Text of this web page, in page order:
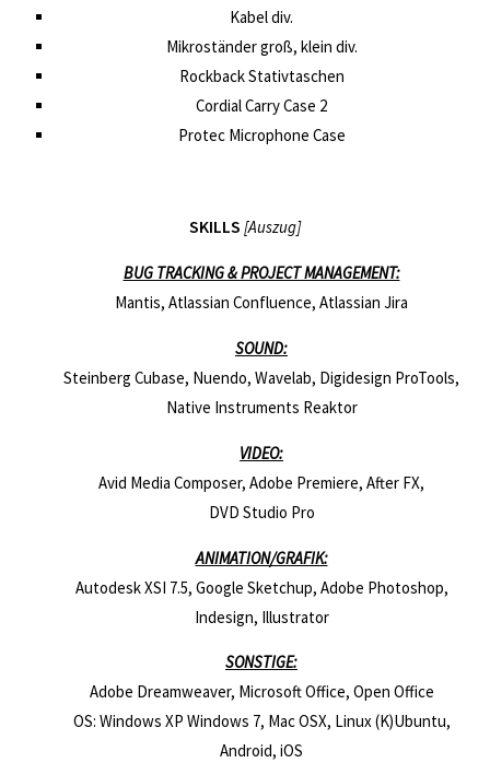
Kabel div.
Mikroständer groß, klein div.
Rockback Stativtaschen
Cordial Carry Case 2
Protec Microphone Case
SKILLS [Auszug]
BUG TRACKING & PROJECT MANAGEMENT:
Mantis, Atlassian Confluence, Atlassian Jira
SOUND:
Steinberg Cubase, Nuendo, Wavelab, Digidesign ProTools,
Native Instruments Reaktor
VIDEO:
Avid Media Composer, Adobe Premiere, After FX,
DVD Studio Pro
ANIMATION/GRAFIK:
Autodesk XSI 7.5, Google Sketchup, Adobe Photoshop,
Indesign, Illustrator
SONSTIGE:
Adobe Dreamweaver, Microsoft Office, Open Office
OS: Windows XP Windows 7, Mac OSX, Linux (K)Ubuntu,
Android, iOS